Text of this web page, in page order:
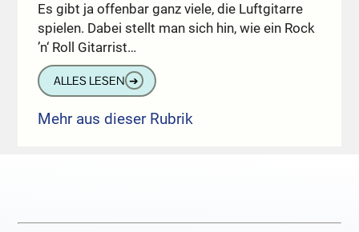
Es gibt ja offenbar ganz viele, die Luftgitarre
spielen. Dabei stellt man sich hin, wie ein Rock
’n‘ Roll Gitarrist…
ALLES LESEN ➔
Mehr aus dieser Rubrik